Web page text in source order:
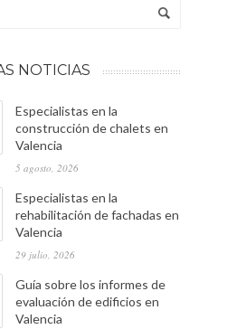
NOTICIAS
Especialistas en la
construcción de chalets en
Valencia
5 agosto, 2026
Especialistas en la
rehabilitación de fachadas en
Valencia
29 julio, 2026
Guía sobre los informes de
evaluación de edificios en
Valencia